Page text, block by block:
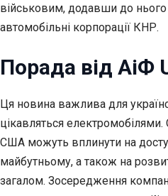
військовим, додавши до нього
автомобільні корпорації КНР.
Порада від АіФ
Ця новина важлива для
цікавляться
США можуть вплинути на
майбутньому, а також на
загалом. Зосередження